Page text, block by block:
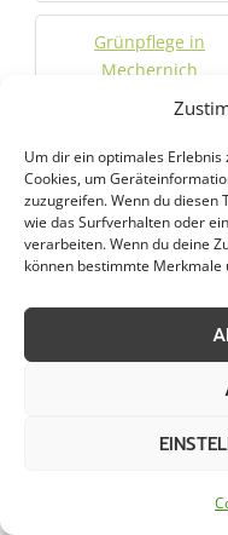
Um dir ein optimales
Cookies, um
zuzugreifen. Wenn du diesen
wie das Surfverhalten oder
verarbeiten. Wenn du deine
können bestimmte
Grünpflege in
Mechernich
Mengenich
Grünpflege in